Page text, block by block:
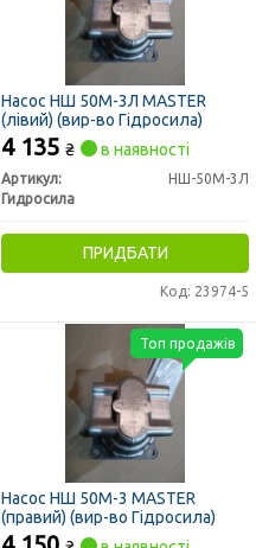
Насос НШ 50М-3Л MASTER
(лівий) (вир-во Гідросила)
4 135 ₴ в наявності
Артикул:
НШ-50М-3Л
Гидросила
ПРИДБАТИ
Код: 23974-5
Насос НШ 50М-3 MASTER
(правий) (вир-во Гідросила)
Топ продажів